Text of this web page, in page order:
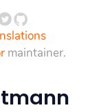
maintainer.